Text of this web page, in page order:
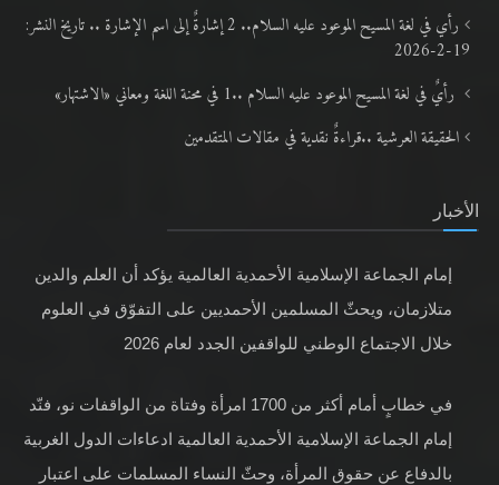
رأي في لغة المسيح الموعود عليه السلام.. 2 إشارةٌ إلى اسم الإشارة .. تاريخ النشر:
19-2-2026
رأيٌ في لغة المسيح الموعود عليه السلام ..1 في محنة اللغة ومعاني «الاشتهار»
الحقيقة العرشية ..قراءةٌ نقدية في مقالات المتقدمين
الأخبار
إمام الجماعة الإسلامية الأحمدية العالمية يؤكد أن العلم والدين
متلازمان، ويحثّ المسلمين الأحمديين على التفوّق في العلوم
خلال الاجتماع الوطني للواقفين الجدد لعام 2026
في خطابٍ أمام أكثر من 1700 امرأة وفتاة من الواقفات نو، فنّد
إمام الجماعة الإسلامية الأحمدية العالمية ادعاءات الدول الغربية
بالدفاع عن حقوق المرأة، وحثّ النساء المسلمات على اعتبار